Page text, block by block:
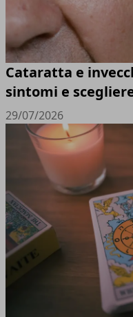
Cataratta e
sintomi e
29/07/2026